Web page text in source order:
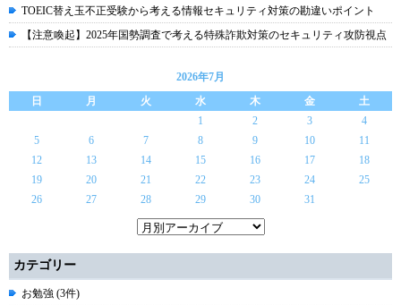
TOEIC替え玉不正受験から考える情報セキュリティ対策の勘違いポイント
【注意喚起】2025年国勢調査で考える特殊詐欺対策のセキュリティ攻防視点
2026年7月
日
月 火 水 木 金
土
1
2 3
4
5
6 7 8 9 10
11
12
13 14 15 16 17
18
19
20 21 22 23 24
25
26
27 28 29 30 31
カテゴリー
お勉強 (3件)